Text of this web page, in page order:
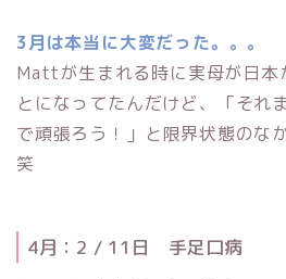
3月は本当に大変だった。。。
Mattが生まれる時に実母が日本
とになってたんだけど、「それ
で頑張ろう！」と限界状態のな
笑
4月：2 / 11日 手足口病